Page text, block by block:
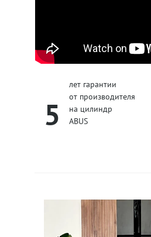
5
лет гарантии
от производителя
на цилиндр
ABUS